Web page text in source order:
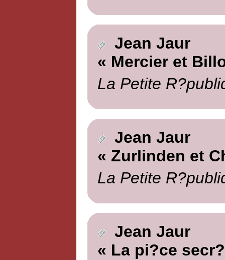
Jean Jaur
« Mercier et
La Petite
Jean Jaur
« Zurlinden et
La Petite
Jean Jaur
« La pi?ce